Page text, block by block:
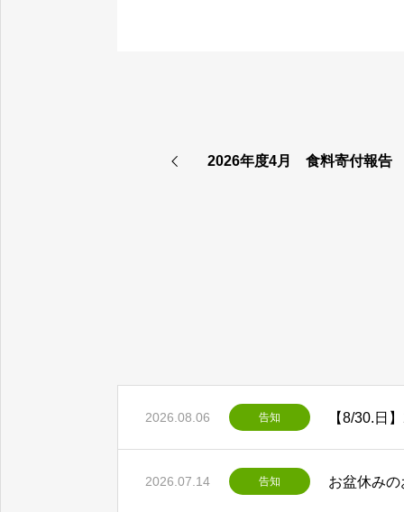
2026年度4月 食料寄付報告
2026.08.06 告知
2026.07.14 告知 お盆休み